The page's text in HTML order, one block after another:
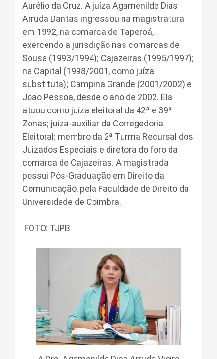
Aurélio da Cruz. A juíza Agamenilde Dias
Arruda Dantas ingressou na magistratura
em 1992, na comarca de Taperoá,
exercendo a jurisdição nas comarcas de
Sousa (1993/1994); Cajazeiras (1995/1997);
na Capital (1998/2001, como juíza
substituta); Campina Grande (2001/2002) e
João Pessoa, desde o ano de 2002. Ela
atuou como juíza eleitoral da 42ª e 39ª
Zonas; juíza-auxiliar da Corregedoria
Eleitoral; membro da 2ª Turma Recursal dos
Juizados Especiais e diretora do foro da
comarca de Cajazeiras. A magistrada
possui Pós-Graduação em Direito da
Comunicação, pela Faculdade de Direito da
Universidade de Coimbra.
FOTO: TJPB